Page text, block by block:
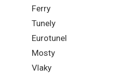
Ferry
Tunely
Eurotunel
Mosty
Vlaky